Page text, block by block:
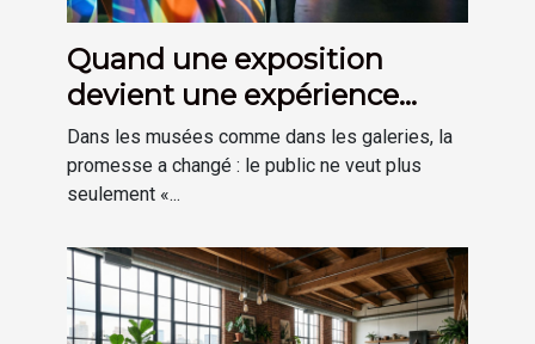
Quand une exposition
devient une expérience
plutôt qu’une visite
Dans les musées comme dans les galeries, la
promesse a changé : le public ne veut plus
seulement «...